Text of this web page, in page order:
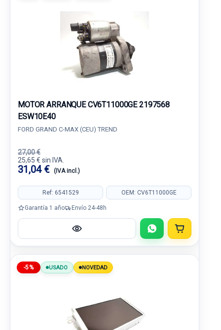
MOTOR ARRANQUE CV6T11000GE 2197568
ESW10E40
FORD GRAND C-MAX (CEU) TREND
27,00 €
25,65 € sin IVA.
31,04 € (IVA incl.)
Ref: 6541529 OEM: CV6T11000GE
Garantía 1 año Envío 24-48h
-5% USADO NOVEDAD